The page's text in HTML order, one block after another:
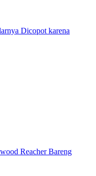
Dicopot karena
Reacher Bareng